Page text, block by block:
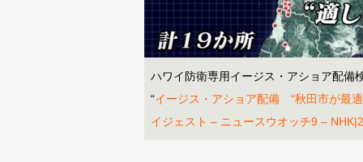
ハワイ防衛専用イージス・アショア配備
“イージス・アショア配備 “秋田市が最
イジェスト – ニュースウオッチ9 –